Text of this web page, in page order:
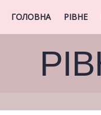
ГОЛОВНА РІВНЕ